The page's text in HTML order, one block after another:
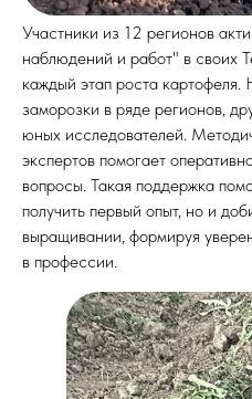
Участники из 12 регионов
наблюдений и работ" в своих
каждый этап роста
заморозки в ряде регионов,
юных исследователей.
экспертов помогает
вопросы. Такая поддержка
получить первый опыт, но и
выращивании, формируя
в профессии.